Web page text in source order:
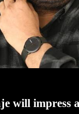
will impress